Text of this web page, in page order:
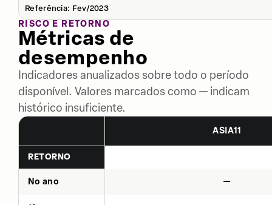
Referência: Fev/2023
RISCO E RETORNO
Métricas de
desempenho
Indicadores anualizados sobre todo o período
disponível. Valores marcados como — indicam
histórico insuficiente.
ASIA11
RETORNO
No ano —